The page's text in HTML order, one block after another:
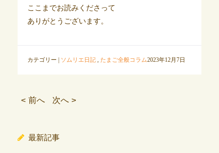
ここまでお読みくださって
ありがとうございます。
カテゴリー | ソムリエ日記, たまご全般コラム2023年12月7日
< 前へ 次へ >
最新記事